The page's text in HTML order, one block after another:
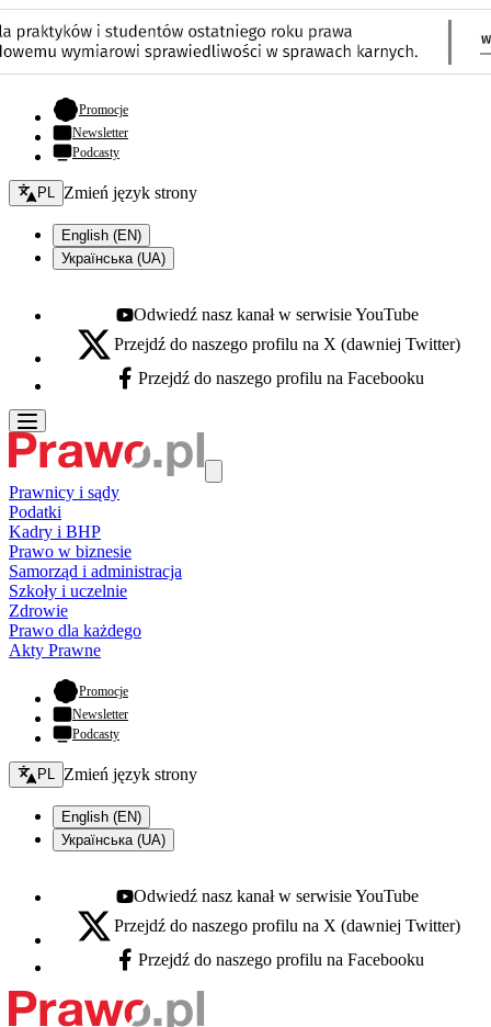
Promocje- otwiera się w nowej karcie
Newsletter
Podcasty
Zmień język - bieżący:
PL Zmień język strony
English (EN)
Українська (UA)
Youtube - otwiera się w nowej karcie
Odwiedź nasz kanał w serwisie YouTube
X - otwiera się w nowej karcie
Przejdź do naszego profilu na X (dawniej Twitter)
Facebook - otwiera się w nowej karcie
Przejdź do naszego profilu na Facebooku
Prawnicy i sądy
Podatki
Kadry i BHP
Prawo w biznesie
Samorząd i administracja
Szkoły i uczelnie
Zdrowie
Prawo dla każdego
Akty Prawne
Promocje- otwiera się w nowej karcie
Newsletter
Podcasty
Zmień język - bieżący:
PL Zmień język strony
English (EN)
Українська (UA)
Youtube - otwiera się w nowej karcie
Odwiedź nasz kanał w serwisie YouTube
X - otwiera się w nowej karcie
Przejdź do naszego profilu na X (dawniej Twitter)
Facebook - otwiera się w nowej karcie
Przejdź do naszego profilu na Facebooku